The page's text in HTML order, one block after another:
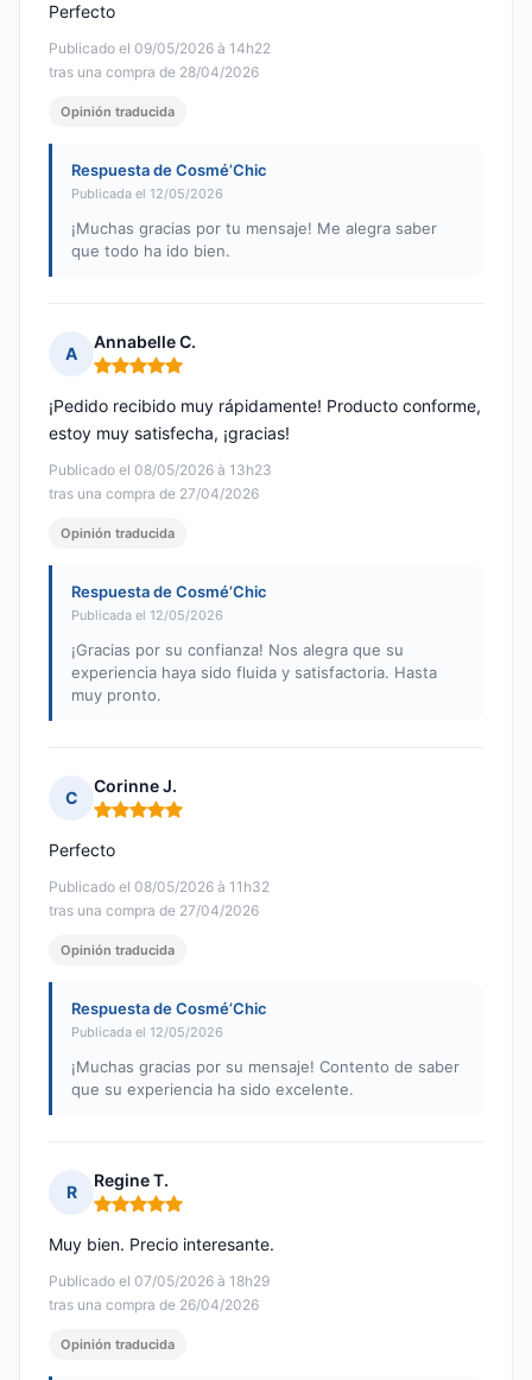
Publicado el 09/05/2026 à 14h22
tras una compra de 28/04/2026
Perfecto
Opinión traducida
Respuesta de Cosmé’Chic
Publicada el 12/05/2026
¡Muchas gracias por tu mensaje! Me alegra saber
que todo ha ido bien.
A
Annabelle C.
Nota: 5 de 5
Publicado el 08/05/2026 à 13h23
tras una compra de 27/04/2026
¡Pedido recibido muy rápidamente! Producto conforme,
estoy muy satisfecha, ¡gracias!
Opinión traducida
Respuesta de Cosmé’Chic
Publicada el 12/05/2026
¡Gracias por su confianza! Nos alegra que su
experiencia haya sido fluida y satisfactoria. Hasta
muy pronto.
C
Corinne J.
Nota: 5 de 5
Publicado el 08/05/2026 à 11h32
tras una compra de 27/04/2026
Perfecto
Opinión traducida
Respuesta de Cosmé’Chic
Publicada el 12/05/2026
¡Muchas gracias por su mensaje! Contento de saber
que su experiencia ha sido excelente.
R
Regine T.
Nota: 5 de 5
Publicado el 07/05/2026 à 18h29
tras una compra de 26/04/2026
Muy bien. Precio interesante.
Opinión traducida